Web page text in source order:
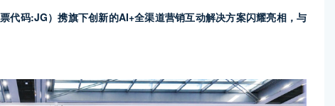
代码:JG）携旗下创新的AI+全渠道营销互动解决方案闪耀亮相，与